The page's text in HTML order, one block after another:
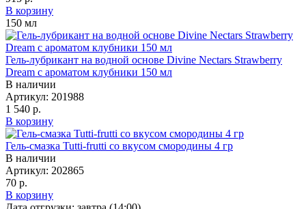
В корзину
150 мл
Гель-лубрикант на водной основе Divine Nectars Strawberry
Dream с ароматом клубники 150 мл
В наличии
Артикул: 201988
1 540 р.
В корзину
Гель-смазка Tutti-frutti со вкусом смородины 4 гр
В наличии
Артикул: 202865
70 р.
В корзину